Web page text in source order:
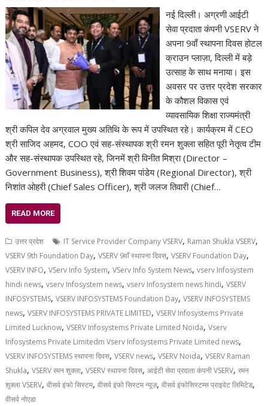
नई दिल्ली। अग्रणी आईटी
सेवा प्रदाता कंपनी VSERV ने
अपना 9वाँ स्थापना दिवस होटल
क्राउन प्लाज़ा, दिल्ली में बड़े
उत्साह के साथ मनाया। इस
अवसर पर उत्तर प्रदेश सरकार
के कौशल विकास एवं
व्यावसायिक शिक्षा राज्यमंत्री
श्री कपिल देव अग्रवाल मुख्य अतिथि के रूप में उपस्थित रहे। कार्यक्रम में CEO
श्री साजिद अहमद, COO एवं सह-संस्थापक श्री रमन शुक्ला सहित पूरी नेतृत्व टीम
और सह-संस्थापक उपस्थित रहे, जिनमें श्री विनीत मिश्रा (Director –
Government Business), श्री शिवम पांडेय (Regional Director), श्री
निशांत ओहरी (Chief Sales Officer), श्री जलज तिवारी (Chief…
READ MORE
उत्तर प्रदेश IT Service Provider Company VSERV, Raman Shukla VSERV,
VSERV 9th Foundation Day,VSERV 9वाँ स्थापना दिवस,VSERV Foundation Day,
VSERV INFO,VServ Info System,VServ Info System News,vserv Infosystem
hindi news,vserv Infosystem news,vserv Infosystem news hindi,VSERV
INFOSYSTEMS,VSERV INFOSYSTEMS Foundation Day,VSERV INFOSYSTEMS
news,VSERV INFOSYSTEMS PRIVATE LIMITED,VSERV Infosystems Private
Limited Lucknow,VSERV Infosystems Private Limited Noida,Vserv
Infosystems Private Limitedm Vserv Infosystems Private Limited news,
VSERV INFOSYSTEMS स्थापना दिवस,VSERV news,VSERV Noida,VSERV Raman
Shukla,VSERV रमन शुक्ला,VSERV स्थापना दिवस,आईटी सेवा प्रदाता कंपनी VSERV,रमन
शुक्ला VSERV,वीसर्व इंफो सिस्टम,वीसर्व इंफो सिस्टम न्यूज़,वीसर्व इंफोसिस्टम्स प्राइवेट लिमिटेड,
वीसर्व नोएडा